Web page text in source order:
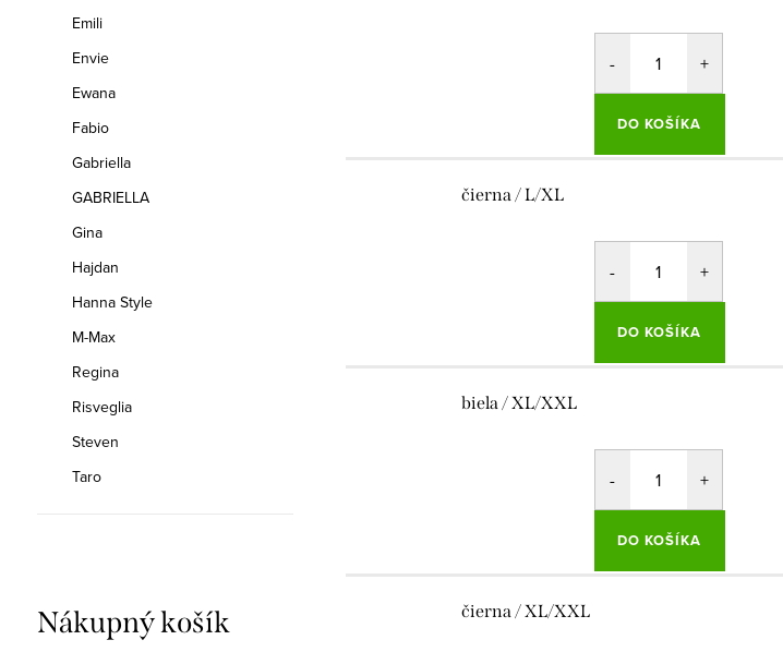
Emili
Envie
Ewana
Fabio
Gabriella
GABRIELLA
Gina
Hajdan
Hanna Style
M-Max
Regina
Risveglia
Steven
Taro
Nákupný košík
DO KOŠÍKA
čierna / L/XL
DO KOŠÍKA
biela / XL/XXL
DO KOŠÍKA
čierna / XL/XXL